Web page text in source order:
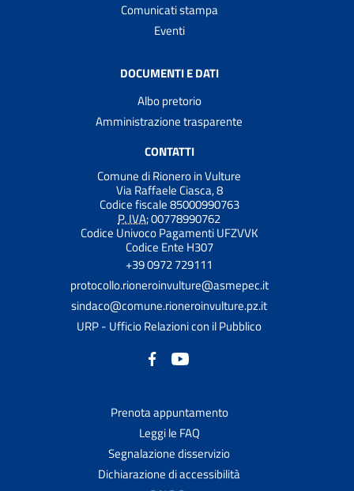
Comunicati stampa
Eventi
DOCUMENTI E DATI
Albo pretorio
Amministrazione trasparente
CONTATTI
Comune di Rionero in Vulture
Via Raffaele Ciasca, 8
Codice fiscale 85000990763
P. IVA:00778990762
Codice Univoco Pagamenti UFZVVK
Codice Ente H307
+39 0972 729111
protocollo.rioneroinvulture@asmepec.it
sindaco@comune.rioneroinvulture.pz.it
URP - Ufficio Relazioni con il Pubblico
Prenota appuntamento
Leggi le FAQ
Segnalazione disservizio
Dichiarazione di accessibilità